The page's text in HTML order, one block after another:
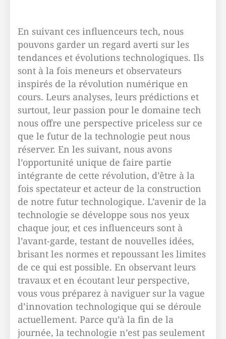
En suivant ces influenceurs tech, nous
pouvons garder un regard averti sur les
tendances et évolutions technologiques. Ils
sont à la fois meneurs et observateurs
inspirés de la révolution numérique en
cours. Leurs analyses, leurs prédictions et
surtout, leur passion pour le domaine tech
nous offre une perspective priceless sur ce
que le futur de la technologie peut nous
réserver. En les suivant, nous avons
l’opportunité unique de faire partie
intégrante de cette révolution, d’être à la
fois spectateur et acteur de la construction
de notre futur technologique. L’avenir de la
technologie se développe sous nos yeux
chaque jour, et ces influenceurs sont à
l’avant-garde, testant de nouvelles idées,
brisant les normes et repoussant les limites
de ce qui est possible. En observant leurs
travaux et en écoutant leur perspective,
vous vous préparez à naviguer sur la vague
d’innovation technologique qui se déroule
actuellement. Parce qu’à la fin de la
journée, la technologie n’est pas seulement